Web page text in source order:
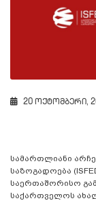
20 ოქტომბერი,
სამართლიანი
საზოგადოება
საერთაშორისო
საქართველოს